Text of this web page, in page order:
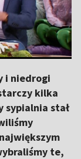
i niedrogi
kilka
sypialnia stał
te,